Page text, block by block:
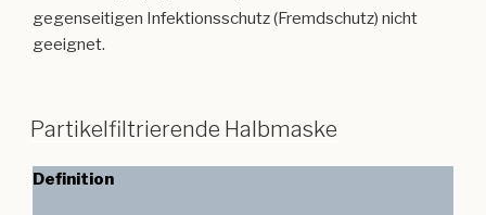
gegenseitigen Infektionsschutz (Fremdschutz) nicht
geeignet.
Partikelfiltrierende Halbmaske
Definition